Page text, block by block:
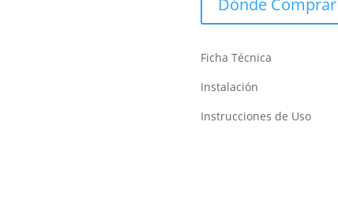
Dónde Comprar
Ficha Técnica
Instalación
Instrucciones de Uso